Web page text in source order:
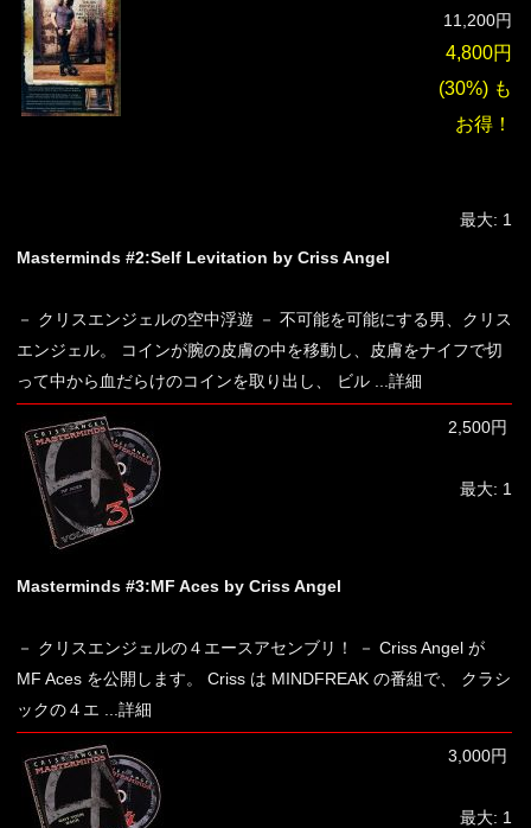
11,200円
4,800円
(30%) も
お得！
最大: 1
Masterminds #2:Self Levitation by Criss Angel
－ クリスエンジェルの空中浮遊 － 不可能を可能にする男、クリス
エンジェル。 コインが腕の皮膚の中を移動し、皮膚をナイフで切
って中から血だらけのコインを取り出し、 ビル ...詳細
2,500円
最大: 1
Masterminds #3:MF Aces by Criss Angel
－ クリスエンジェルの４エースアセンブリ！ － Criss Angel が
MF Aces を公開します。 Criss は MINDFREAK の番組で、 クラシ
ックの４エ ...詳細
3,000円
最大: 1